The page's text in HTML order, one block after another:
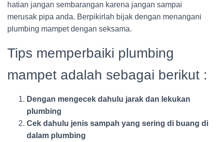
hatian jangan sembarangan karena jangan sampai
merusak pipa anda. Berpikirlah bijak dengan menangani
plumbing mampet dengan seksama.
Tips memperbaiki plumbing
mampet adalah sebagai berikut :
Dengan mengecek dahulu jarak dan lekukan
plumbing
Cek dahulu jenis sampah yang sering di buang di
dalam plumbing